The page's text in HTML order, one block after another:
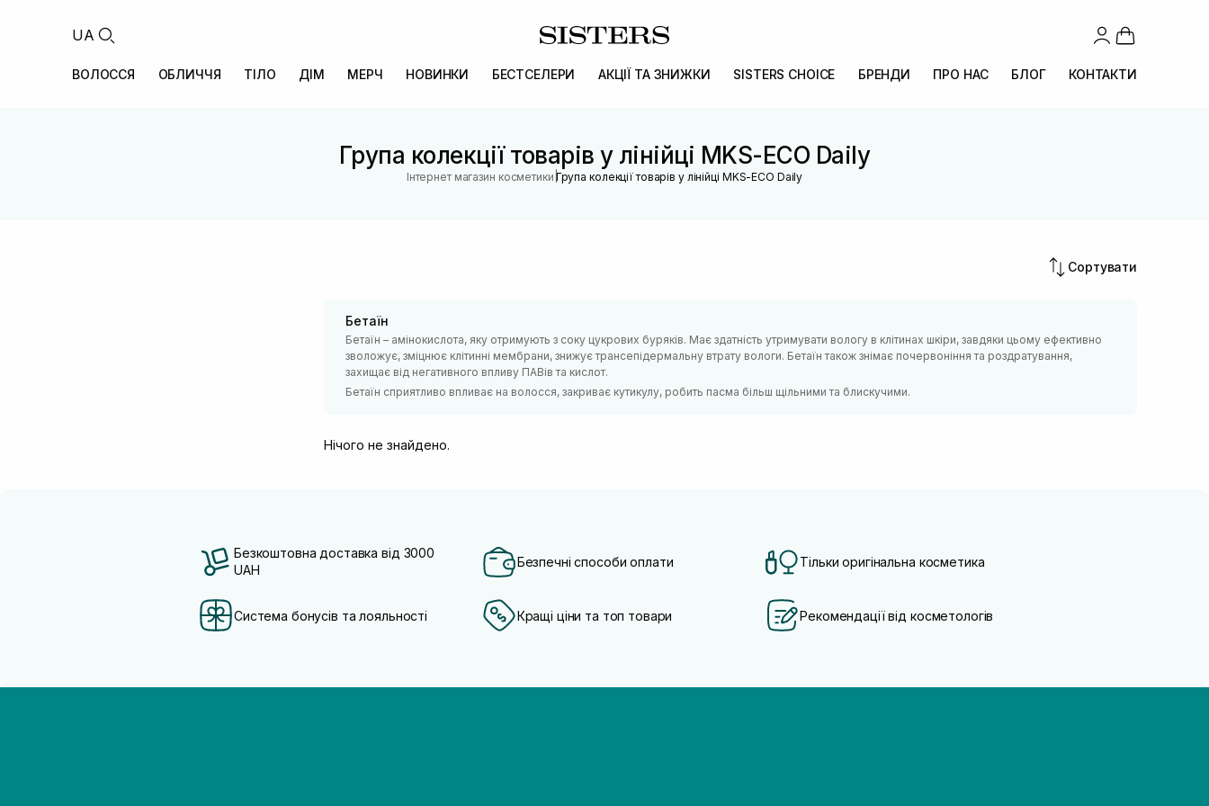
UA
ВОЛОССЯ ОБЛИЧЧЯ ТІЛО ДІМ МЕРЧ НОВИНКИ БЕСТСЕЛЕРИ АКЦІЇ ТА ЗНИЖКИ SISTERS CHOICE БРЕНДИ ПРО НАС БЛОГ КОНТАКТИ
Група колекції товарів у лінійці MKS-ECO Daily
Інтернет магазин косметики |Група колекції товарів у лінійці MKS-ECO Daily
Сортувати
Бетаїн
Бетаїн – амінокислота, яку отримують з соку цукрових буряків. Має здатність утримувати вологу в клітинах шкіри, завдяки цьому ефективно
зволожує, зміцнює клітинні мембрани, знижує трансепідермальну втрату вологи. Бетаїн також знімає почервоніння та роздратування,
захищає від негативного впливу ПАВів та кислот.
Бетаїн сприятливо впливає на волосся, закриває кутикулу, робить пасма більш щільними та блискучими.
Нічого не знайдено.
Безкоштовна доставка від 3000
UAH
Безпечні способи оплати Тільки оригінальна косметика
Система бонусів та лояльності Кращі ціни та топ товари Рекомендації від косметологів